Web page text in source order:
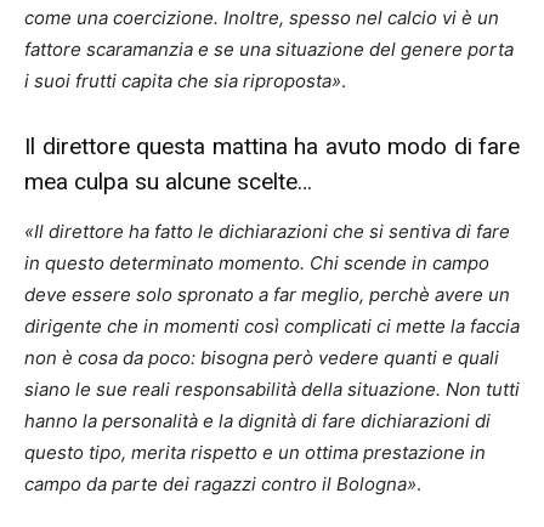
come una coercizione. Inoltre, spesso nel calcio vi è un
fattore scaramanzia e se una situazione del genere porta
i suoi frutti capita che sia riproposta».
Il direttore questa mattina ha avuto modo di fare
mea culpa su alcune scelte…
«Il direttore ha fatto le dichiarazioni che si sentiva di fare
in questo determinato momento. Chi scende in campo
deve essere solo spronato a far meglio, perchè avere un
dirigente che in momenti così complicati ci mette la faccia
non è cosa da poco: bisogna però vedere quanti e quali
siano le sue reali responsabilità della situazione. Non tutti
hanno la personalità e la dignità di fare dichiarazioni di
questo tipo, merita rispetto e un ottima prestazione in
campo da parte dei ragazzi contro il Bologna».